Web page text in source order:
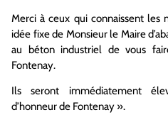
Merci à ceux qui connaissent
idée fixe de Monsieur le Maire
au béton industriel de vous
Fontenay.
Ils seront immédiatement
d’honneur de Fontenay ».